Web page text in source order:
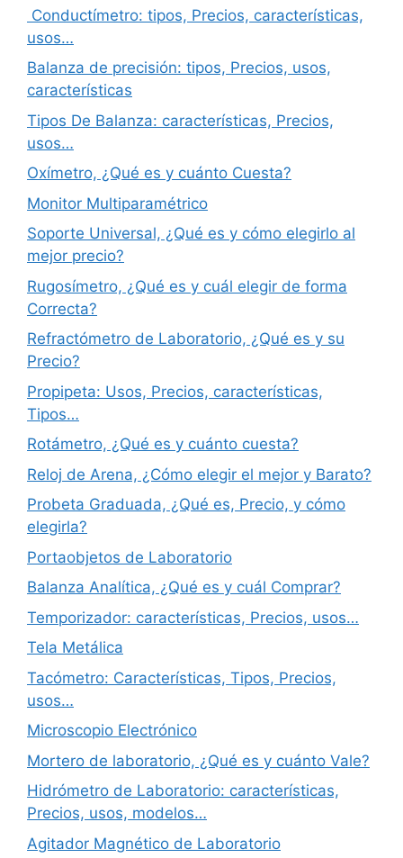
Conductímetro: tipos, Precios, características,
usos…
Balanza de precisión: tipos, Precios, usos,
características
Tipos De Balanza: características, Precios,
usos…
Oxímetro, ¿Qué es y cuánto Cuesta?
Monitor Multiparamétrico
Soporte Universal, ¿Qué es y cómo elegirlo al
mejor precio?
Rugosímetro, ¿Qué es y cuál elegir de forma
Correcta?
Refractómetro de Laboratorio, ¿Qué es y su
Precio?
Propipeta: Usos, Precios, características,
Tipos…
Rotámetro, ¿Qué es y cuánto cuesta?
Reloj de Arena, ¿Cómo elegir el mejor y Barato?
Probeta Graduada, ¿Qué es, Precio, y cómo
elegirla?
Portaobjetos de Laboratorio
Balanza Analítica, ¿Qué es y cuál Comprar?
Temporizador: características, Precios, usos…
Tela Metálica
Tacómetro: Características, Tipos, Precios,
usos…
Microscopio Electrónico
Mortero de laboratorio, ¿Qué es y cuánto Vale?
Hidrómetro de Laboratorio: características,
Precios, usos, modelos…
Agitador Magnético de Laboratorio